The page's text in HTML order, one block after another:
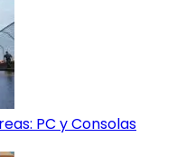
PC y Consolas